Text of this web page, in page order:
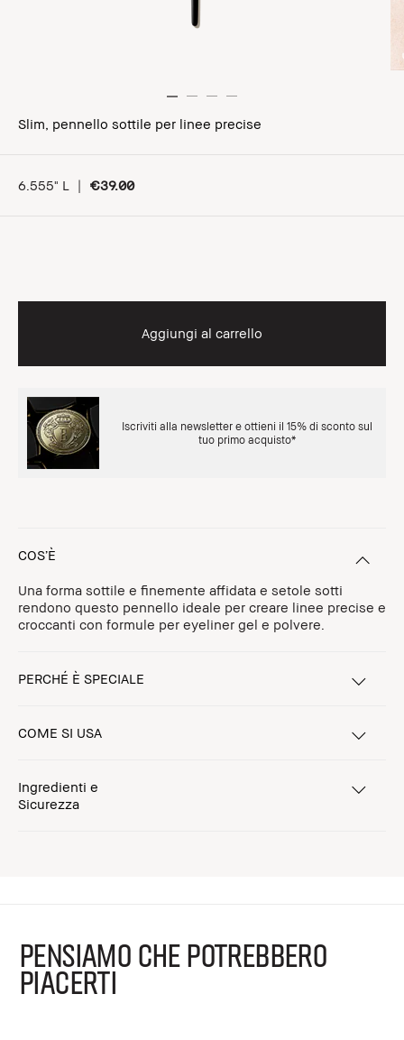
Slim, pennello sottile per linee precise
6.555" L | €39.00
Aggiungi al carrello
Iscriviti alla newsletter e ottieni il 15% di sconto sul
tuo primo acquisto*
COS’È
Una forma sottile e finemente affidata e setole sotti
rendono questo pennello ideale per creare linee precise e
croccanti con formule per eyeliner gel e polvere.
PERCHÉ È SPECIALE
COME SI USA
Ingredienti e
Sicurezza
PENSIAMO CHE POTREBBERO
PIACERTI